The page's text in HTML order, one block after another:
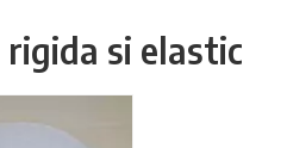
si elastic